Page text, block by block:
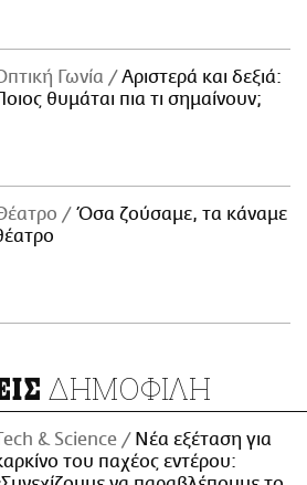
Γωνία
Αριστερά και δεξιά:
θυμάται πια τι σημαίνουν;
Όσα ζούσαμε, τα κάναμε
ΔΗΜΟΦΙΛΗ
& Science
Νέα εξέταση για
του παχέος εντέρου: